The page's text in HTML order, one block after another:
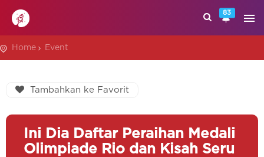
83
Home Event
Tambahkan ke Favorit
Ini Dia Daftar Peraihan Medali
Olimpiade Rio dan Kisah Seru